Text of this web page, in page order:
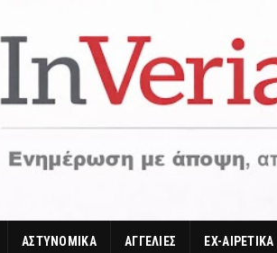
ΑΣΤΥΝΟΜΙΚΑ ΑΓΓΕΛΙΕΣ EX-ΑΙΡΕΤΙΚΑ